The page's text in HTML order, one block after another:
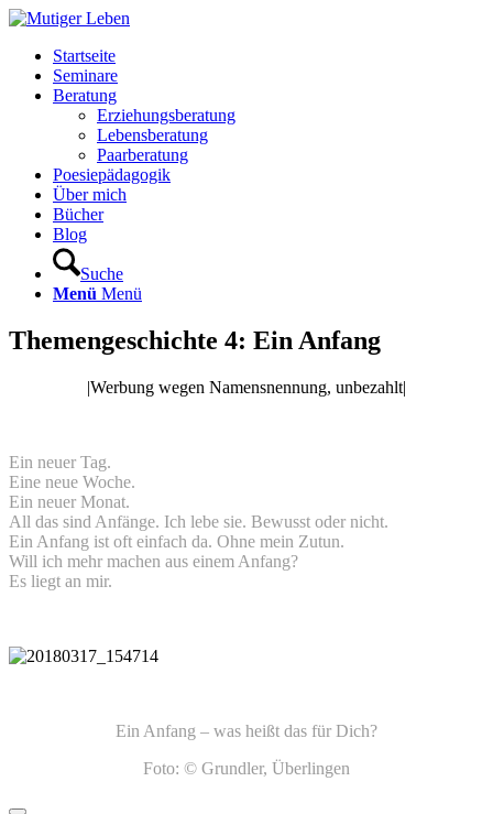
Startseite
Seminare
Beratung
Erziehungsberatung
Lebensberatung
Paarberatung
Poesiepädagogik
Über mich
Bücher
Blog
Suche
Menü Menü
Themengeschichte 4: Ein Anfang
|Werbung wegen Namensnennung, unbezahlt|
Ein neuer Tag.
Eine neue Woche.
Ein neuer Monat.
All das sind Anfänge. Ich lebe sie. Bewusst oder nicht.
Ein Anfang ist oft einfach da. Ohne mein Zutun.
Will ich mehr machen aus einem Anfang?
Es liegt an mir.
Ein Anfang – was heißt das für Dich?
Foto: © Grundler, Überlingen